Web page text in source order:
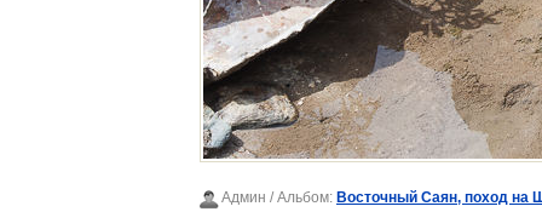
Админ / Альбом: Восточный Саян, поход на